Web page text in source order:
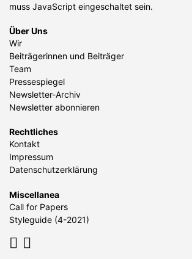
muss JavaScript eingeschaltet sein.
Über Uns
Wir
Beiträgerinnen und Beiträger
Team
Pressespiegel
Newsletter-Archiv
Newsletter abonnieren
Rechtliches
Kontakt
Impressum
Datenschutzerklärung
Miscellanea
Call for Papers
Styleguide (4-2021)